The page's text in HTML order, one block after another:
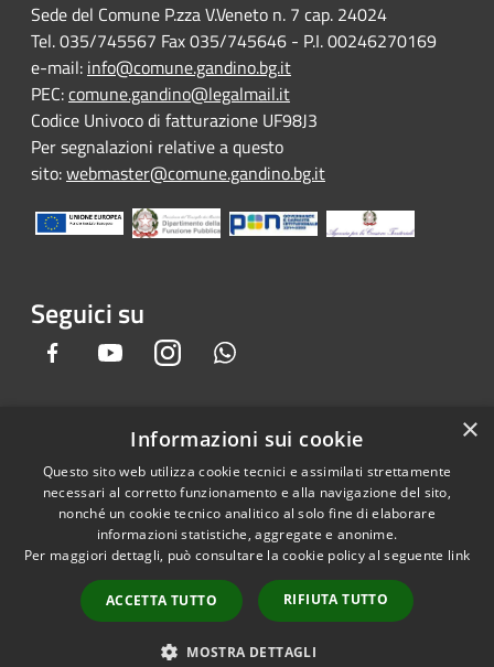
Sede del Comune P.zza V.Veneto n. 7 cap. 24024
Tel. 035/745567 Fax 035/745646 - P.I. 00246270169
e-mail: info@comune.gandino.bg.it
PEC:comune.gandino@legalmail.it
Codice Univoco di fatturazione UF98J3
Per segnalazioni relative a questo
sito:webmaster@comune.gandino.bg.it
Seguici su
Facebook YoutubeInstagram
Accessibilità
Privacy
Mappa del sito
Dichiarazione e Feedback
accessibilità sito e app
Gandino • Powered by
Municipium•Accesso
redazione
×
Informazioni sui cookie
Questo sito web utilizza cookie tecnici e assimilati strettamente
necessari al corretto funzionamento e alla navigazione del sito,
nonché un cookie tecnico analitico al solo fine di elaborare
informazioni statistiche, aggregate e anonime.
Per maggiori dettagli, può consultare la cookie policy al seguente link
ACCETTA TUTTO RIFIUTA TUTTO
MOSTRA DETTAGLI